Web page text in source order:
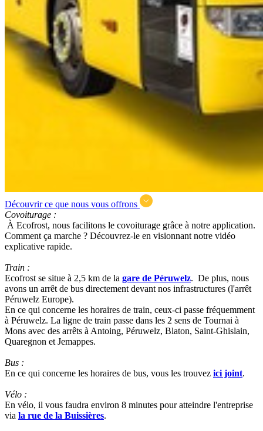
Découvrir ce que nous vous offrons
Covoiturage :
À Ecofrost, nous facilitons le covoiturage grâce à notre application.
Comment ça marche ? Découvrez-le en visionnant notre vidéo
explicative rapide.
Train :
Ecofrost se situe à 2,5 km de la gare de Péruwelz. De plus, nous
avons un arrêt de bus directement devant nos infrastructures (l'arrêt
Péruwelz Europe).
En ce qui concerne les horaires de train, ceux-ci passe fréquemment
à Péruwelz. La ligne de train passe dans les 2 sens de Tournai à
Mons avec des arrêts à Antoing, Péruwelz, Blaton, Saint-Ghislain,
Quaregnon et Jemappes.
Bus :
En ce qui concerne les horaires de bus, vous les trouvez ici joint.
Vélo :
En vélo, il vous faudra environ 8 minutes pour atteindre l'entreprise
via la rue de la Buissières.